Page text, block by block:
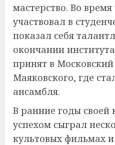
мастерство. Во
участвовал в
показал себя
окончании
принят в
Маяковского, где
ансамбля.
В ранние годы своей
успехом сыграл
культовых фильмах